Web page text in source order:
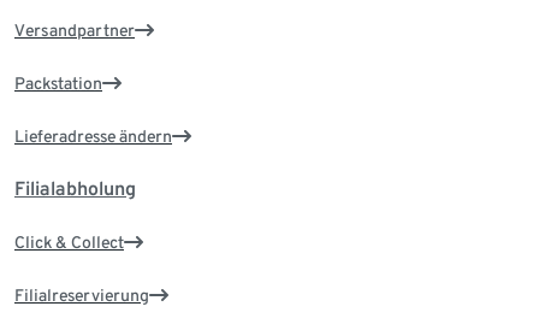
Versandpartner
Packstation
Lieferadresse ändern
Filialabholung
Click & Collect
Filialreservierung